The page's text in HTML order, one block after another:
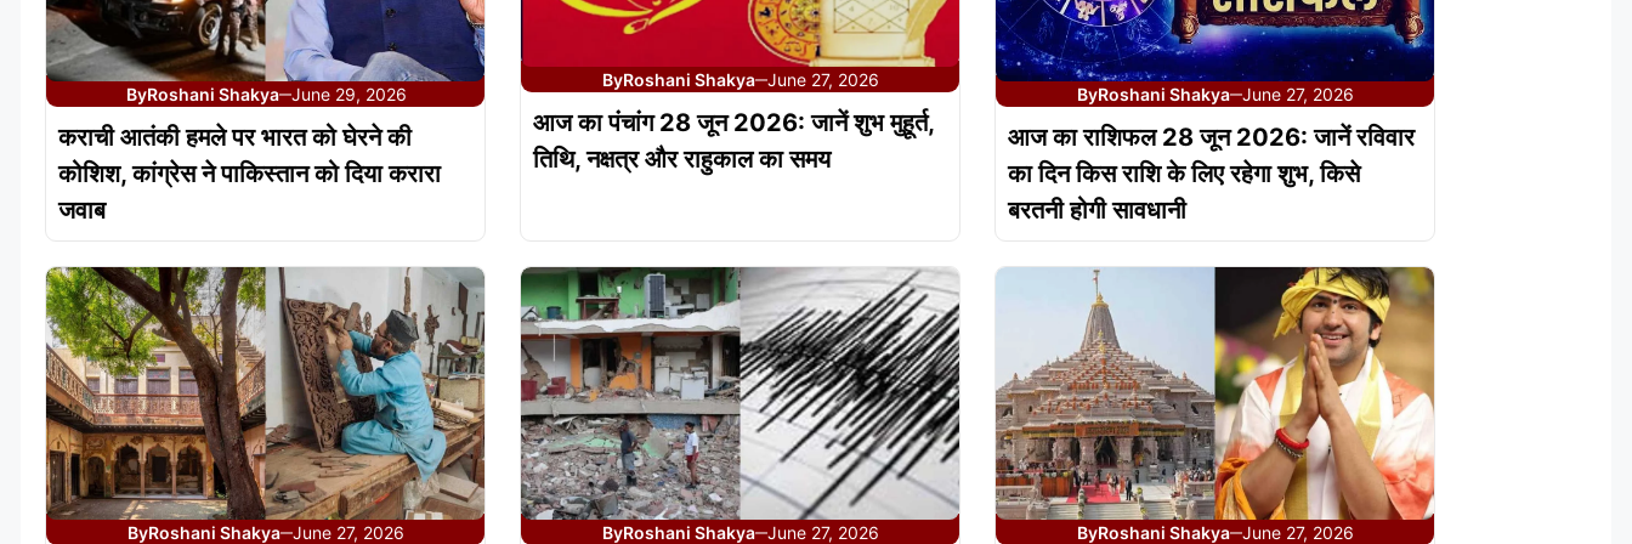
ByRoshani Shakya—June 29, 2026
कराची आतंकी हमले पर भारत को घेरने की
कोशिश, कांग्रेस ने पाकिस्तान को दिया करारा
जवाब
ByRoshani Shakya—June 27, 2026
आज का पंचांग 28 जून 2026: जानें शुभ मुहूर्त,
तिथि, नक्षत्र और राहुकाल का समय
ByRoshani Shakya—June 27, 2026
आज का राशिफल 28 जून 2026: जानें रविवार
का दिन किस राशि के लिए रहेगा शुभ, किसे
बरतनी होगी सावधानी
ByRoshani Shakya—June 27, 2026 ByRoshani Shakya—June 27, 2026 ByRoshani Shakya—June 27, 2026